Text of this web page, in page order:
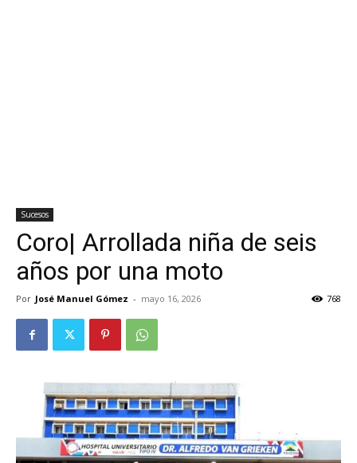
Sucesos
Coro| Arrollada niña de seis
años por una moto
Por José Manuel Gómez - mayo 16, 2026 768